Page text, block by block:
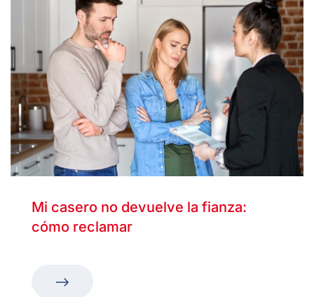
Mi casero no devuelve la fianza:
cómo reclamar